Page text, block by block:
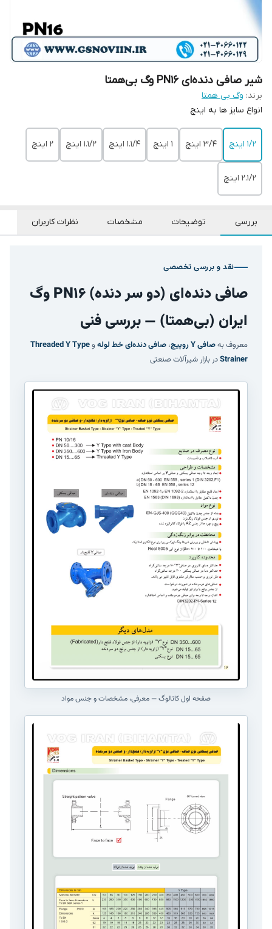
شیر صافی دنده‌ای PN16 وگ بی‌همتا
برند: وگ بی همتا
انواع سایز ها به اینچ
1/2 اینچ 3/4 اینچ 1 اینچ 1.1/4 اینچ 1.1/2 اینچ 2 اینچ
2.1/2 اینچ
بررسی توضیحات مشخصات نظرات کاربران
نقد و بررسی تخصصی
صافی دنده‌ای (دو سر دنده) PN16 وگ
ایران (بی‌همتا) — بررسی فنی
معروف بهصافی Y روپیچ ، صافی دنده‌ای خط لوله وThreaded Y Type
Strainerدر بازار شیرآلات صنعتی
صفحه اول کاتالوگ — معرفی، مشخصات و جنس مواد